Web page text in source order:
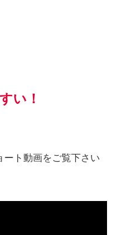
い！
ート動画をご覧下さい